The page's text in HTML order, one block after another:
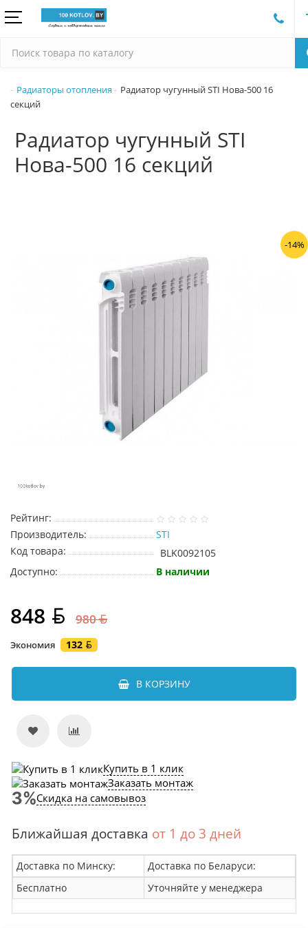
Радиаторы отопления
Радиатор чугунный STI Нова-500 16
секций
Радиатор чугунный STI
Нова-500 16 секций
-14%
Рейтинг:
Производитель:
STI
Код товара:
BLK0092105
Доступно:
В наличии
848 980
Экономия 132
В КОРЗИНУ
Купить в 1 клик
Заказать монтаж
Скидка на самовывоз
Ближайшая доставка от 1 до 3 дней
Доставка по Минску:
Доставка по Беларуси:
Бесплатно
Уточняйте у менеджера